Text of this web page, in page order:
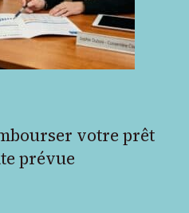
votre prêt
prévue